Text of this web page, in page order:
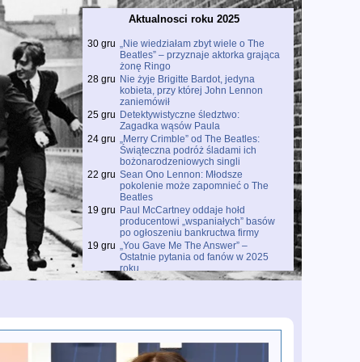
Aktualnosci roku 2025
30 gru „Nie wiedziałam zbyt wiele o The
Beatles” – przyznaje aktorka grająca
żonę Ringo
28 gru Nie żyje Brigitte Bardot, jedyna
kobieta, przy której John Lennon
zaniemówił
25 gru Detektywistyczne śledztwo:
Zagadka wąsów Paula
24 gru „Merry Crimble” od The Beatles:
Świąteczna podróż śladami ich
bożonarodzeniowych singli
22 gru Sean Ono Lennon: Młodsze
pokolenie może zapomnieć o The
Beatles
19 gru Paul McCartney oddaje hołd
producentowi „wspaniałych” basów
po ogłoszeniu bankructwa firmy
19 gru „You Gave Me The Answer” –
Ostatnie pytania od fanów w 2025
roku
18 gru Prawdziwe święto dla fanów The
18 gru Premiera filmu o kulisach „Free As A
Bird”
18 gru
Paul McCartney odsłania kulisy
„Wonderful Christmastime” w serii